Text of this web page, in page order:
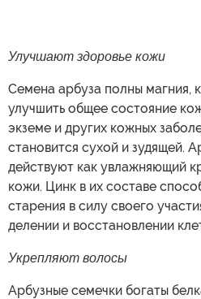
Улучшают здоровье кожи
Семена арбуза полны магния,
улучшить общее состояние
экземе и других кожных
становится сухой и зудящей.
действуют как увлажняющий
кожи. Цинк в их составе
старения в силу своего
делении и восстановлении
Укрепляют волосы
Арбузные семечки богаты